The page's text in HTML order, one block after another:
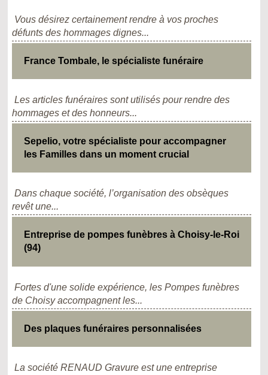
Vous désirez certainement rendre à vos proches
défunts des hommages dignes...
France Tombale, le spécialiste funéraire
Les articles funéraires sont utilisés pour rendre des
hommages et des honneurs...
Sepelio, votre spécialiste pour accompagner
les Familles dans un moment crucial
Dans chaque société, l’organisation des obsèques
revêt une...
Entreprise de pompes funèbres à Choisy-le-Roi
(94)
Fortes d'une solide expérience, les Pompes funèbres
de Choisy accompagnent les...
Des plaques funéraires personnalisées
La société RENAUD Gravure est une entreprise